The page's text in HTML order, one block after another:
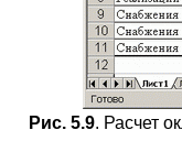
Рис. 5.9. Расчет